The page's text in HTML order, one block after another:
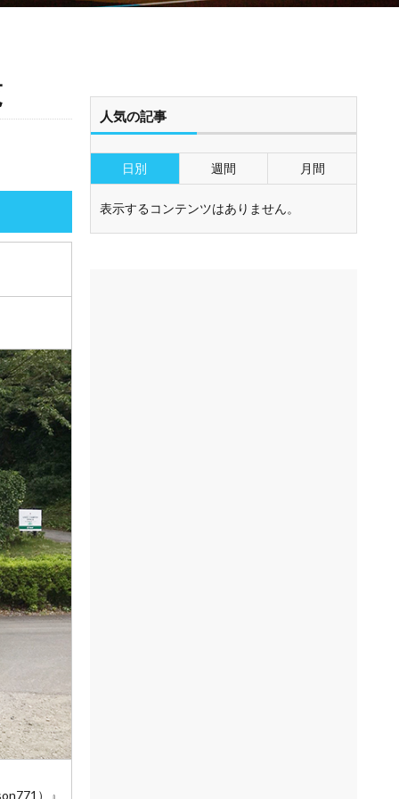
）』
人気の記事
日別 週間 月間
表示するコンテンツはありません。